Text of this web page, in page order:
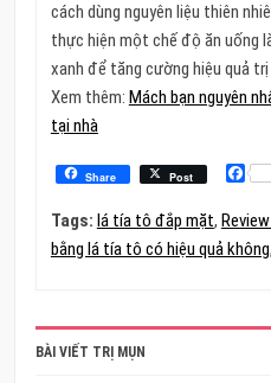
cách dùng nguyên liệu thiên
thực hiện một chế độ ăn uống
xanh để tăng cường hiệu quả trị
Xem thêm: Mách bạn nguyên
tại nhà
Share Post
Tags: lá tía tô đắp mặt,
bằng lá tía tô có hiệu quả không,
BÀI VIẾT TRỊ MỤN